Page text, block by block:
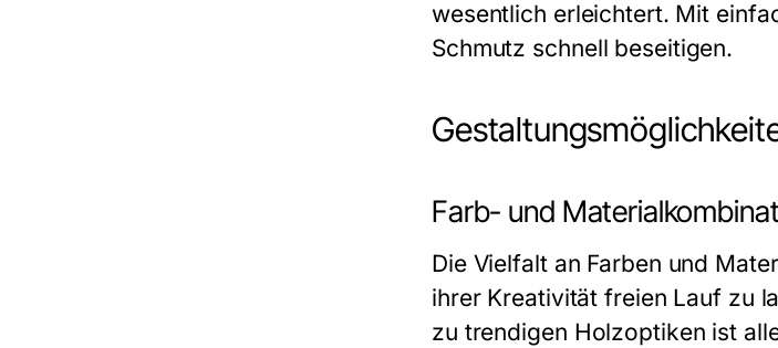
wesentlich erleichtert. Mit
Schmutz schnell beseitigen.
Farb- und
Die Vielfalt an Farben und
ihrer Kreativität freien Lauf zu
zu trendigen Holzoptiken ist